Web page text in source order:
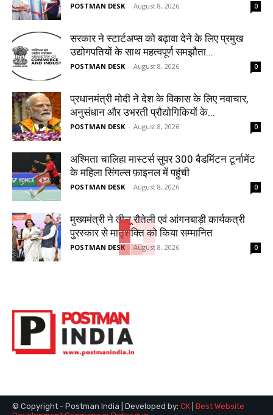
POSTMAN DESK - August 8, 2026 0
सरकार ने स्टार्टअप्‍स को बढ़ावा देने के लिए प्रमुख
उद्योगपतियों के साथ महत्‍वपूर्ण समझौता...
POSTMAN DESK - August 8, 2026 0
प्रधानमंत्री मोदी ने देश के विकास के लिए नवाचार,
अनुसंधान और उभरती प्रौद्योगिकियों के...
POSTMAN DESK - August 8, 2026 0
अश्मिता चालिहा मास्टर्स सुपर 300 बैडमिंटन टूर्नामेंट
के महिला सिंगल्स फ़ाइनल में पहुंची
POSTMAN DESK - August 8, 2026 0
मुख्यमंत्री ने तीलू रौतेली एवं आंगनबाड़ी कार्यकत्री
पुरस्कार से मातृशक्ति को किया सम्मानित
POSTMAN DESK August 8, 2026 0